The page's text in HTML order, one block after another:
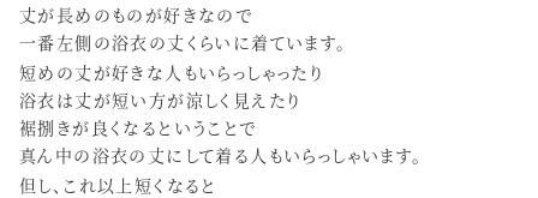
丈が長めのものが好きなので
一番左側の浴衣の丈くらいに着ています。
短めの丈が好きな人もいらっしゃったり
浴衣は丈が短い方が涼しく見えたり
裾捌きが良くなるということで
真ん中の浴衣の丈にして着る人もいらっしゃいます。
但し、これ以上短くなると